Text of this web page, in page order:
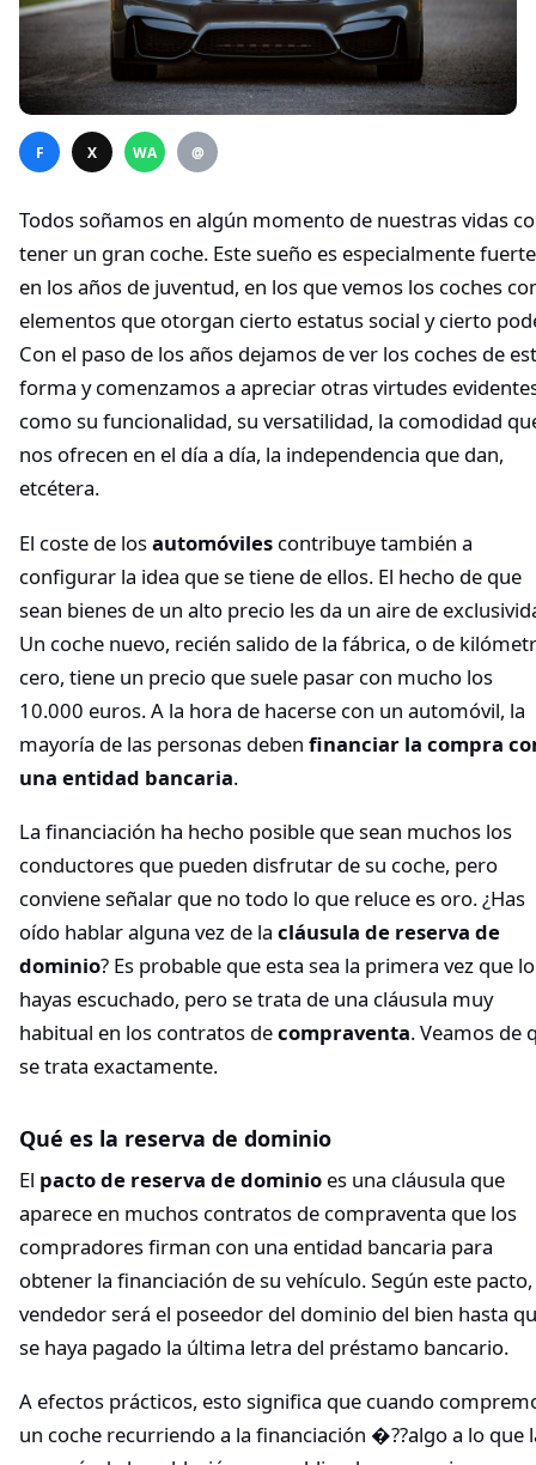
F X WA @
Todos soñamos en algún momento de nuestras vidas
tener un gran coche. Este sueño es especialmente fuerte
en los años de juventud, en los que vemos los coches
elementos que otorgan cierto estatus social y cierto
Con el paso de los años dejamos de ver los coches de
forma y comenzamos a apreciar otras virtudes
como su funcionalidad, su versatilidad, la comodidad
nos ofrecen en el día a día, la independencia que dan,
etcétera.
El coste de losautomóviles contribuye también a
configurar la idea que se tiene de ellos. El hecho de que
sean bienes de un alto precio les da un aire de
Un coche nuevo, recién salido de la fábrica, o de
cero, tiene un precio que suele pasar con mucho los
10.000 euros. A la hora de hacerse con un automóvil, la
mayoría de las personas deben financiar la compra
una entidad bancaria.
La financiación ha hecho posible que sean muchos los
conductores que pueden disfrutar de su coche, pero
conviene señalar que no todo lo que reluce es oro. ¿Has
oído hablar alguna vez de la cláusula de reserva de
dominio? Es probable que esta sea la primera vez que lo
hayas escuchado, pero se trata de una cláusula muy
habitual en los contratos decompraventa. Veamos de
se trata exactamente.
Qué es la reserva de dominio
El pacto de reserva de dominio es una cláusula que
aparece en muchos contratos de compraventa que los
compradores firman con una entidad bancaria para
obtener la financiación de su vehículo. Según este
vendedor será el poseedor del dominio del bien hasta
se haya pagado la última letra del préstamo bancario.
A efectos prácticos, esto significa que cuando
un coche recurriendo a la financiación �??algo a lo que